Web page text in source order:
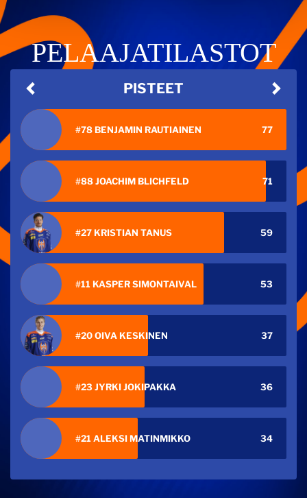
PELAAJATILASTOT
PISTEET
#78 BENJAMIN RAUTIAINEN 77
#88 JOACHIM BLICHFELD 71
#27 KRISTIAN TANUS 59
#11 KASPER SIMONTAIVAL 53
#20 OIVA KESKINEN 37
#23 JYRKI JOKIPAKKA 36
#21 ALEKSI MATINMIKKO 34